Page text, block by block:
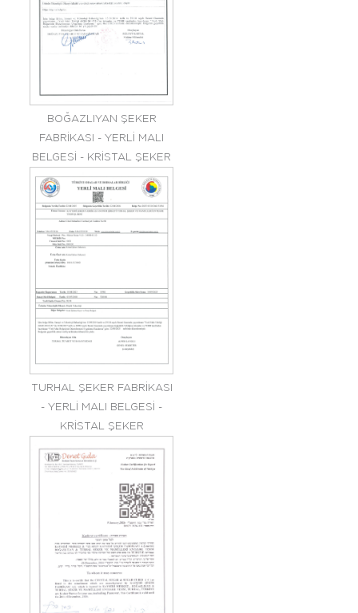
BOĞAZLIYAN ŞEKER
FABRİKASI - YERLİ MALI
BELGESİ - KRİSTAL ŞEKER
TURHAL ŞEKER FABRİKASI
- YERLİ MALI BELGESİ -
KRİSTAL ŞEKER